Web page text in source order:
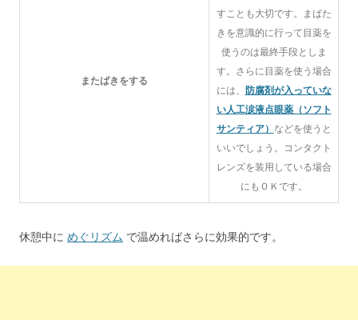
またばきをする
すことも大切です。まばた
きを意識的に行って目薬を
使うのは最終手段としま
す。さらに目薬を使う場合
には、
防腐剤が入っていな
い人工涙液点眼薬（ソフト
サンティア） などを使うと
いいでしょう。コンタクト
レンズを装用している場合
にもＯＫです。
休憩中に めぐリズム で温めればさらに効果的です。